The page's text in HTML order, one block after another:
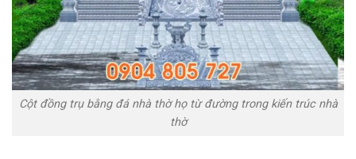
Cột đồng trụ bằng đá nhà thờ họ từ đường trong kiến trúc nhà
thờ